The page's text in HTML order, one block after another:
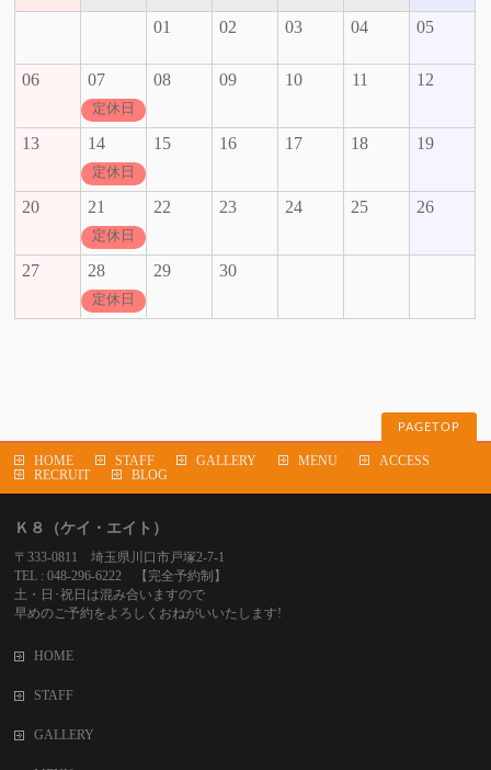
01 02 03 04 05
06 07
定休日
08 09 10 11 12
13 14
定休日
15 16 17 18 19
20 21
定休日
22 23 24 25 26
27 28
定休日
29 30
PAGETOP
HOME STAFF GALLERY MENU
ACCESS
RECRUIT
BLOG
Ｋ８（ケイ・エイト）
〒333-0811 埼玉県川口市戸塚2-7-1
TEL : 048-296-6222 【完全予約制】
土・日･祝日は混み合いますので
早めのご予約をよろしくおねがいいたします!
HOME
STAFF
GALLERY